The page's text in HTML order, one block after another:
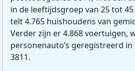
in de leeftijdsgroep van 25 tot 45
telt 4.765 huishoudens van
Verder zijn er 4.868 voertuigen,
personenauto’s geregistreerd
3811.